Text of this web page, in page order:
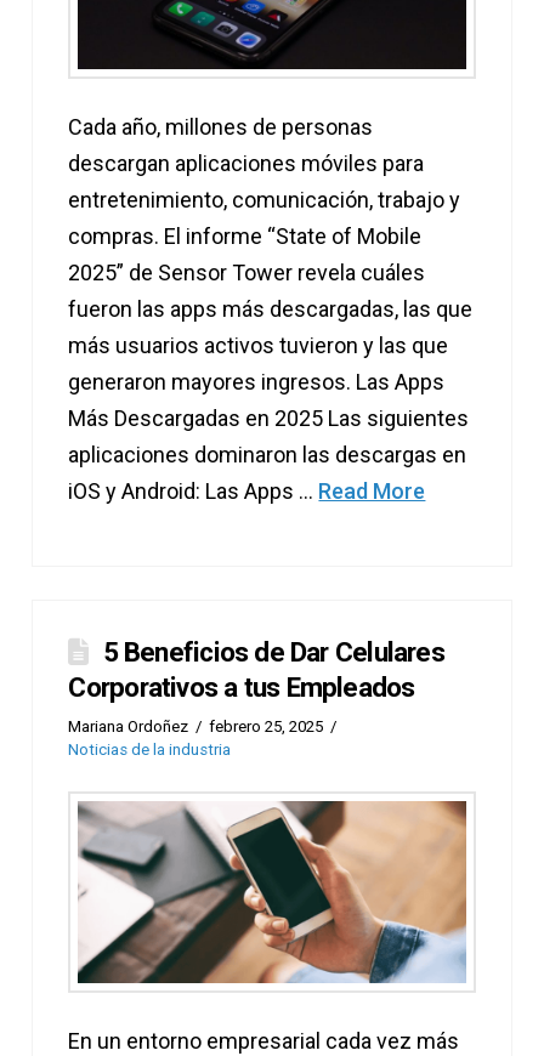
Cada año, millones de personas
descargan aplicaciones móviles para
entretenimiento, comunicación, trabajo y
compras. El informe “State of Mobile
2025” de Sensor Tower revela cuáles
fueron las apps más descargadas, las que
más usuarios activos tuvieron y las que
generaron mayores ingresos. Las Apps
Más Descargadas en 2025 Las siguientes
aplicaciones dominaron las descargas en
iOS y Android: Las Apps … Read More
5 Beneficios de Dar Celulares
Corporativos a tus Empleados
Mariana Ordoñez
febrero 25, 2025
Noticias de la industria
En un entorno empresarial cada vez más